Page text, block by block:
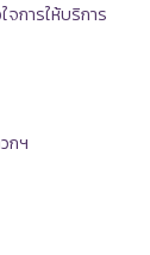
การให้บริการ
กฯ